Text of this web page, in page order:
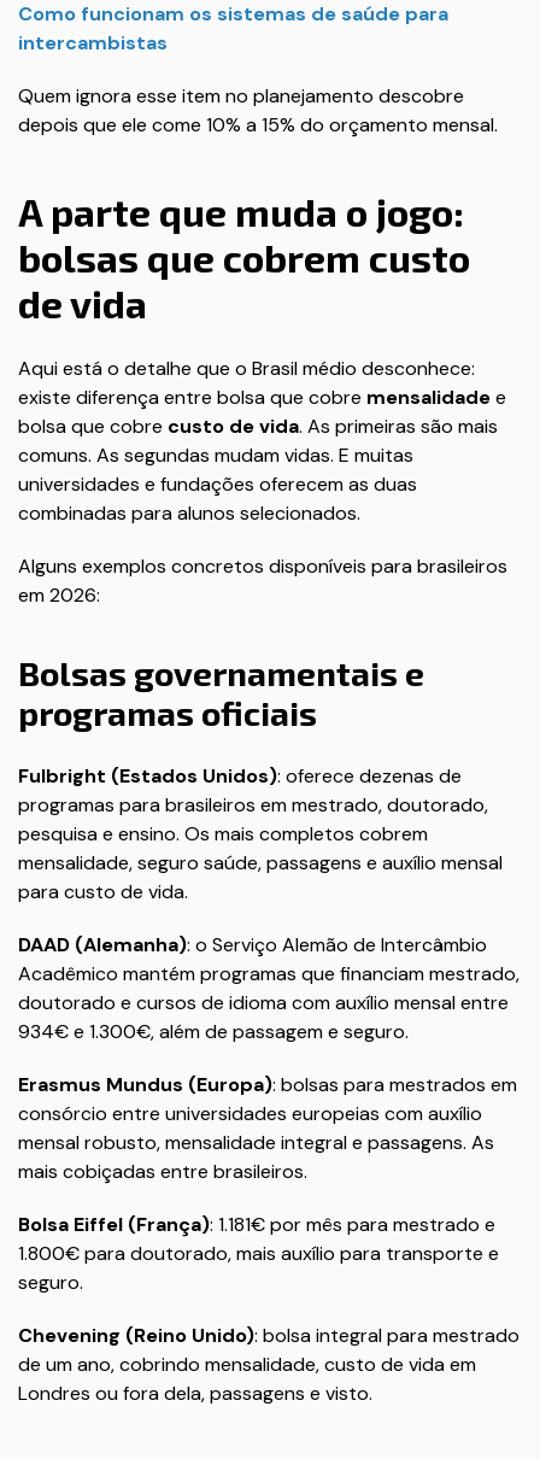
Como funcionam os sistemas de saúde para
intercambistas
Quem ignora esse item no planejamento descobre
depois que ele come 10% a 15% do orçamento mensal.
A parte que muda o jogo:
bolsas que cobrem custo
de vida
Aqui está o detalhe que o Brasil médio desconhece:
existe diferença entre bolsa que cobre mensalidadee
bolsa que cobre custo de vida. As primeiras são mais
comuns. As segundas mudam vidas. E muitas
universidades e fundações oferecem as duas
combinadas para alunos selecionados.
Alguns exemplos concretos disponíveis para brasileiros
em 2026:
Bolsas governamentais e
programas oficiais
Fulbright (Estados Unidos): oferece dezenas de
programas para brasileiros em mestrado, doutorado,
pesquisa e ensino. Os mais completos cobrem
mensalidade, seguro saúde, passagens e auxílio mensal
para custo de vida.
DAAD (Alemanha): o Serviço Alemão de Intercâmbio
Acadêmico mantém programas que financiam mestrado,
doutorado e cursos de idioma com auxílio mensal entre
934€ e 1.300€, além de passagem e seguro.
Erasmus Mundus (Europa): bolsas para mestrados em
consórcio entre universidades europeias com auxílio
mensal robusto, mensalidade integral e passagens. As
mais cobiçadas entre brasileiros.
Bolsa Eiffel (França): 1.181€ por mês para mestrado e
1.800€ para doutorado, mais auxílio para transporte e
seguro.
Chevening (Reino Unido): bolsa integral para mestrado
de um ano, cobrindo mensalidade, custo de vida em
Londres ou fora dela, passagens e visto.